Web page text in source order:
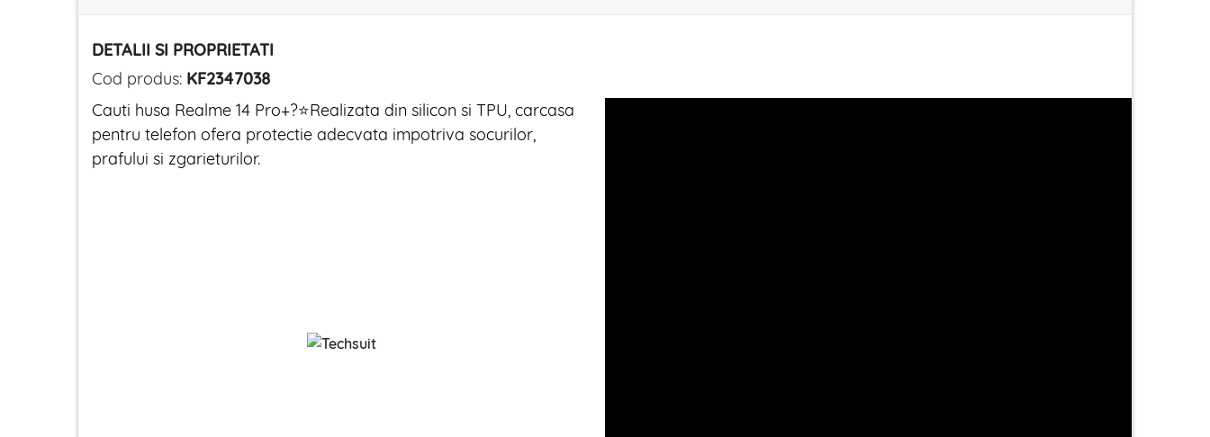
DETALII SI PROPRIETATI
Cod produs: KF2347038
Cauti husa Realme 14 Pro+?⭐Realizata din silicon si TPU, carcasa
pentru telefon ofera protectie adecvata impotriva socurilor,
prafului si zgarieturilor.